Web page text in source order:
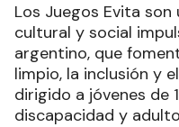
Los Juegos Evita
cultural y social
argentino, que
limpio, la inclusión y
dirigido a jóvenes de
discapacidad y